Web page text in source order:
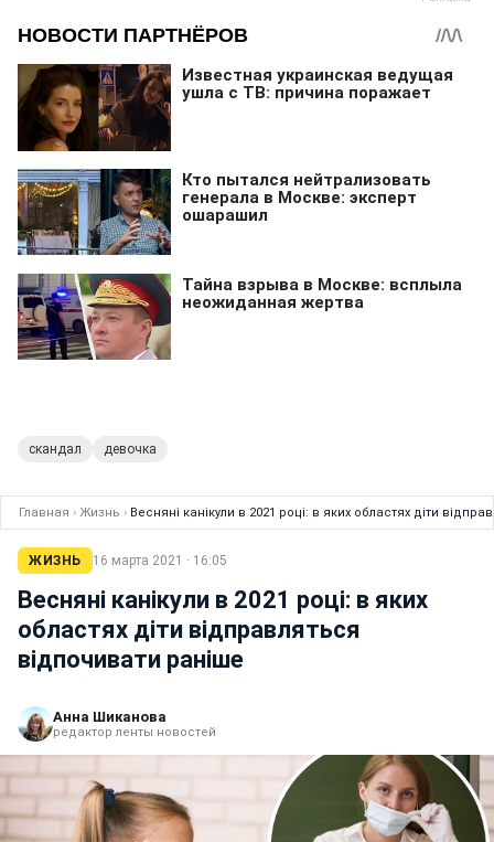
скандал девочка
Главная › Жизнь › Весняні канікули в 2021 році: в яких областях діти
ЖИЗНЬ 16 марта 2021 · 16:05
Весняні канікули в 2021 році: в яких
областях діти відправляться
відпочивати раніше
Анна Шиканова
редактор ленты новостей